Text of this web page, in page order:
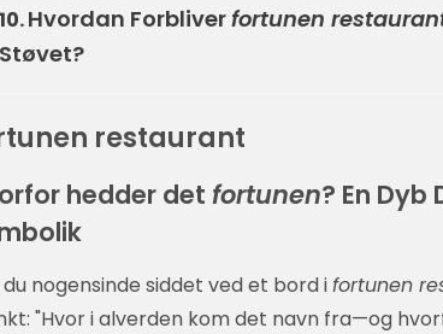
10.Hvordan Forbliverfortunen
Støvet?
restaurant
hedder det fortunen? En Dyb
du nogensinde siddet ved et bord ifortunen
"Hvor i alverden kom det navn fra—og